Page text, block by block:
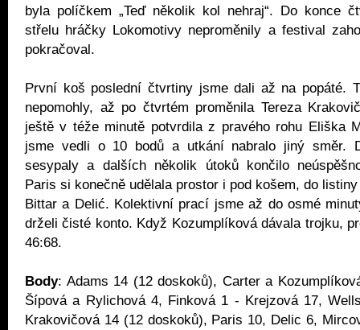
byla políčkem „Teď několik kol nehraj“. Do konce
střelu hráčky Lokomotivy neproměnily a festival
pokračoval.
První koš poslední čtvrtiny jsme dali až na popáté.
nepomohly, až po čtvrtém proměnila Tereza
ještě v téže minutě potvrdila z pravého rohu Eliška
jsme vedli o 10 bodů a utkání nabralo jiný směr.
sesypaly a dalších několik útoků končilo
Paris si konečně udělala prostor i pod košem, do
Bittar a Delić. Kolektivní prací jsme až do osmé
drželi čisté konto. Když Kozumplíková dávala trojku,
46:68.
Body: Adams 14 (12 doskoků), Carter a
Šípová a Rylichová 4, Finková 1 - Krejzová 17,
Krakovičová 14 (12 doskoků), Paris 10, Delic 6,